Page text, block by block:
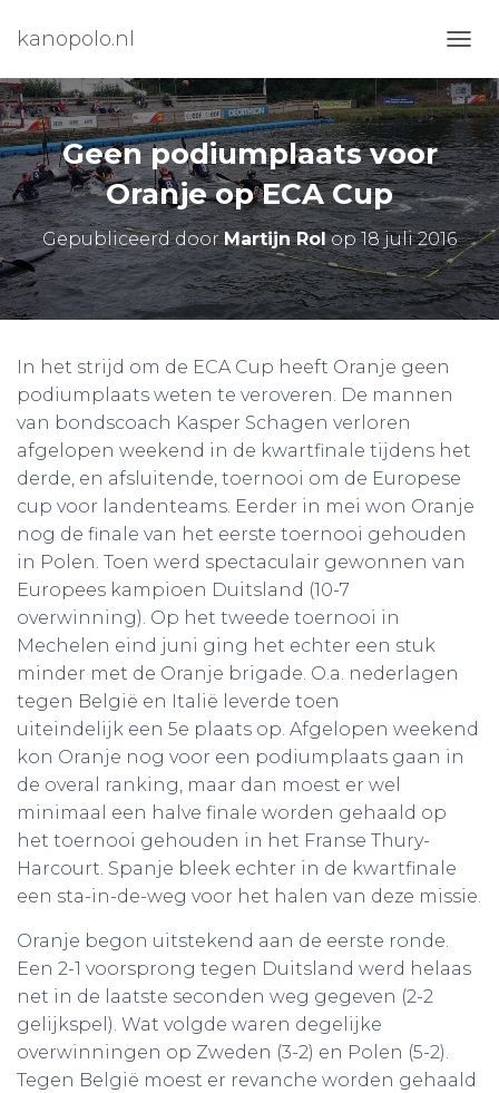
kanopolo.nl
A
V
I
G
A
T
I
E
W
I
S
S
Geen podiumplaats voor
Oranje op ECA Cup
Gepubliceerd doorMartijn Rolop18 juli 2016
In het strijd om de ECA Cup heeft Oranje geen
podiumplaats weten te veroveren. De mannen
van bondscoach Kasper Schagen verloren
afgelopen weekend in de kwartfinale tijdens het
derde, en afsluitende, toernooi om de Europese
cup voor landenteams. Eerder in mei won Oranje
nog de finale van het eerste toernooi gehouden
in Polen. Toen werd spectaculair gewonnen van
Europees kampioen Duitsland (10-7
overwinning). Op het tweede toernooi in
Mechelen eind juni ging het echter een stuk
minder met de Oranje brigade. O.a. nederlagen
tegen België en Italië leverde toen
uiteindelijk een 5e plaats op. Afgelopen weekend
kon Oranje nog voor een podiumplaats gaan in
de overal ranking, maar dan moest er wel
minimaal een halve finale worden gehaald op
het toernooi gehouden in het Franse Thury-
Harcourt. Spanje bleek echter in de kwartfinale
een sta-in-de-weg voor het halen van deze missie.
Oranje begon uitstekend aan de eerste ronde.
Een 2-1 voorsprong tegen Duitsland werd helaas
net in de laatste seconden weg gegeven (2-2
gelijkspel). Wat volgde waren degelijke
overwinningen op Zweden (3-2) en Polen (5-2).
Tegen België moest er revanche worden gehaald